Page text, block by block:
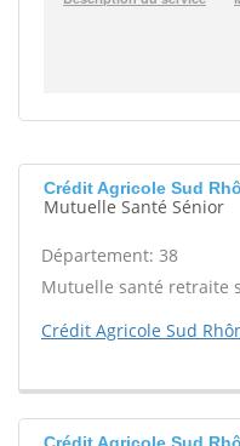
Crédit Agricole Sud
Mutuelle Santé Sénior
Département: 38
Mutuelle santé retraite
Crédit Agricole Sud